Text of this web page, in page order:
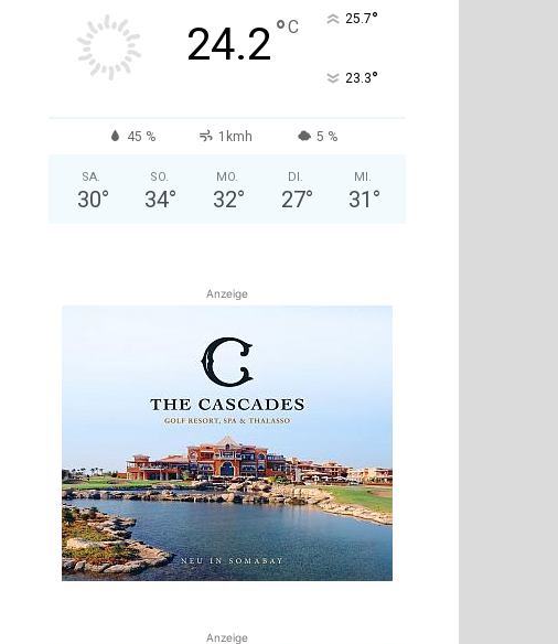
24.2°C 25.7°
23.3°
45 % 1kmh 5 %
SA.
30°
SO.
34°
MO.
32°
DI.
27°
MI.
31 °
Anzeige
Anzeige